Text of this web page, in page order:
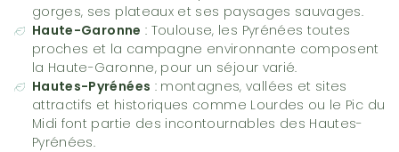
gorges, ses plateaux et ses paysages sauvages.
Haute-Garonne : Toulouse, les Pyrénées toutes
proches et la campagne environnante composent
la Haute-Garonne, pour un séjour varié.
Hautes-Pyrénées : montagnes, vallées et sites
attractifs et historiques comme Lourdes ou le Pic du
Midi font partie des incontournables des Hautes-
Pyrénées.